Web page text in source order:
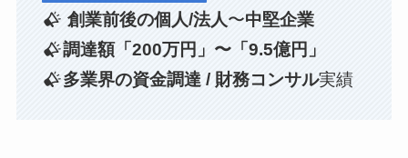
創業前後の個人/法人〜中堅企業
調達額「200万円」〜「9.5億円」
多業界の資金調達 / 財務コンサル実績